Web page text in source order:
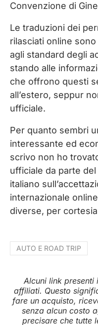
Convenzione di
Le traduzioni dei
rilasciati online
agli standard degli
stando alle
che offrono questi
all’estero, seppur
ufficiale.
Per quanto sembri
interessante ed
scrivo non ho
ufficiale da parte
italiano
internazionale
diverse, per
AUTO E ROAD TRIP
Alcuni link
affiliati. Questo
fare un acquisto,
senza alcun costo
precisare che tutte